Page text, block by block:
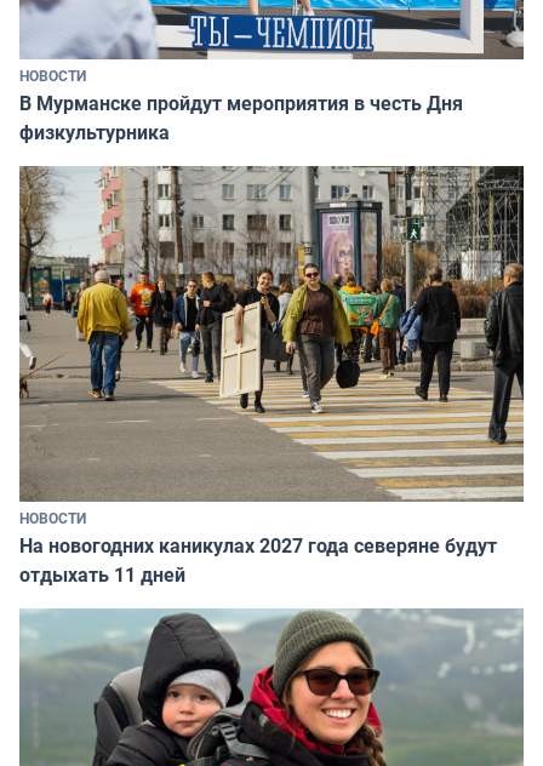
НОВОСТИ
В Мурманске пройдут мероприятия в честь Дня
физкультурника
НОВОСТИ
На новогодних каникулах 2027 года северяне будут
отдыхать 11 дней